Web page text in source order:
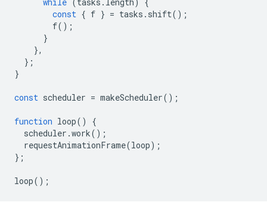
const { f } = tasks . shift();
f();
}
},
};
}
const scheduler = makeScheduler();
function loop()
{
scheduler .work();
requestAnimationFrame(loop);
};
loop();